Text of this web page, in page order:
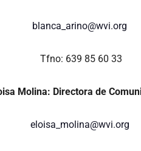
blanca_arino@wvi.org
Tfno: 639 85 60 33
Molina: Directora de
eloisa_molina@wvi.org